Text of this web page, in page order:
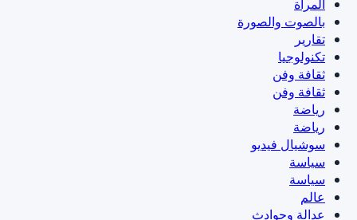
المرأة
بالصوت والصورة
تقارير
تكنولوجيا
ثقافة وفن
ثقافة وفن
رياضة
رياضة
سوشيال فيديو
سياسة
سياسة
عالم
عدالة وحوادث